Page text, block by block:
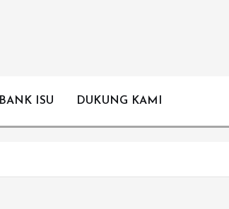
BANK ISU DUKUNG KAMI